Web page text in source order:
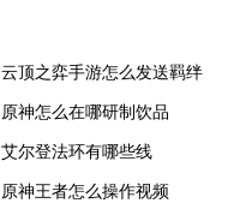
云顶之弈手游怎么发送羁绊
原神怎么在哪研制饮品
艾尔登法环有哪些线
原神王者怎么操作视频